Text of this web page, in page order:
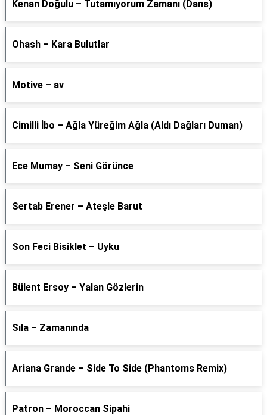
Kenan Doğulu – Tutamıyorum Zamanı (Dans)
Ohash – Kara Bulutlar
Motive – av
Cimilli İbo – Ağla Yüreğim Ağla (Aldı Dağları Duman)
Ece Mumay – Seni Görünce
Sertab Erener – Ateşle Barut
Son Feci Bisiklet – Uyku
Bülent Ersoy – Yalan Gözlerin
Sıla – Zamanında
Ariana Grande – Side To Side (Phantoms Remix)
Patron – Moroccan Sipahi